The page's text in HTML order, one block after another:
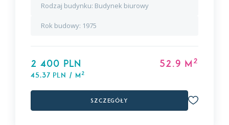
Rodzaj budynku: Budynek biurowy
Rok budowy: 1975
2 400 PLN
45,37 PLN / m2
52.9 m 2
Szczegóły